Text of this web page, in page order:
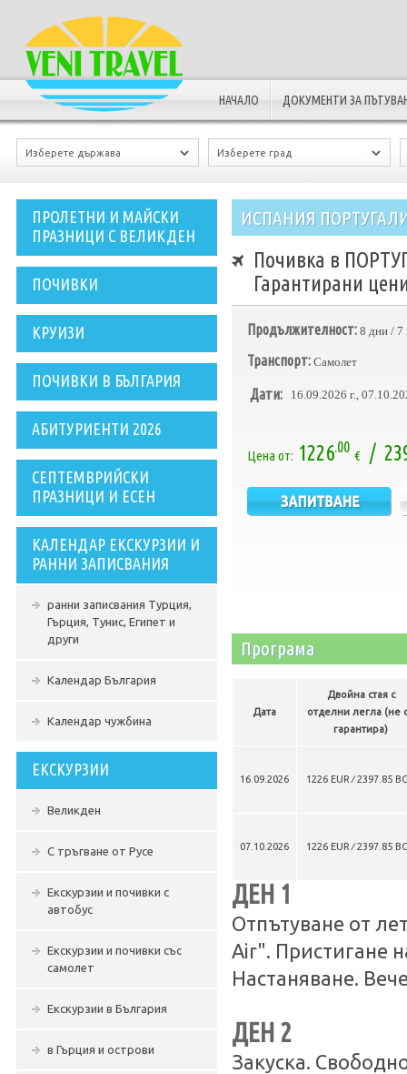
НАЧАЛО ДОКУМЕНТИ ЗА
ПРОЛЕТНИ И МАЙСКИ
ПРАЗНИЦИ С ВЕЛИКДЕН
ПОЧИВКИ
КРУИЗИ
ПОЧИВКИ В БЪЛГАРИЯ
АБИТУРИЕНТИ 2026
СЕПТЕМВРИЙСКИ
ПРАЗНИЦИ И ЕСЕН
КАЛЕНДАР ЕКСКУРЗИИ И
РАННИ ЗАПИСВАНИЯ
ранни записвания Турция,
Гърция, Тунис, Египет и
други
Календар България
Календар чужбина
ЕКСКУРЗИИ
Великден
С тръгване от Русе
Екскурзии и почивки с
автобус
Екскурзии и почивки със
самолет
Екскурзии в България
в Гърция и острови
ИСПАНИЯ
Почивка в
Гарантирани
Продължителност: 8 дни / 7
Транспорт: Самолет
Дати: 16.09.2026 г.,
Цена от: 1226.00
€ /
Програма
Дата
Двойна стая с
отделни легла (не
гарантира)
16.09.2026 1226 EUR ∕ 2397.85
07.10.2026 1226 EUR ∕ 2397.85
ДЕН 1
Отпътуване от
Air". Пристигане
Настаняване.
ДЕН 2
Закуска.